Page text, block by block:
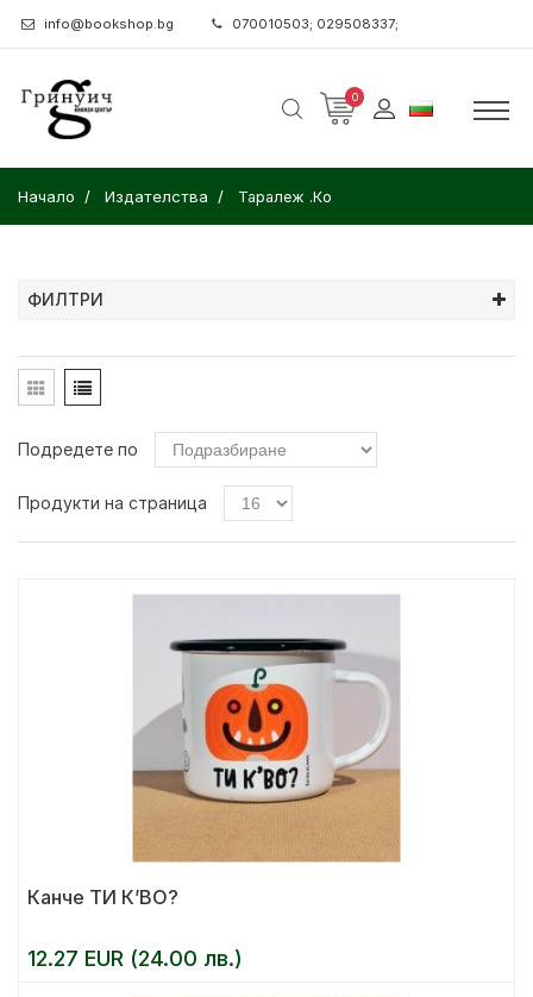
info@bookshop.bg 070010503; 029508337;
0
Начало Издателства Таралеж .Ко
ФИЛТРИ
Подредете по
Продукти на страница
Канче ТИ К’ВО?
12.27 EUR (24.00 лв.)